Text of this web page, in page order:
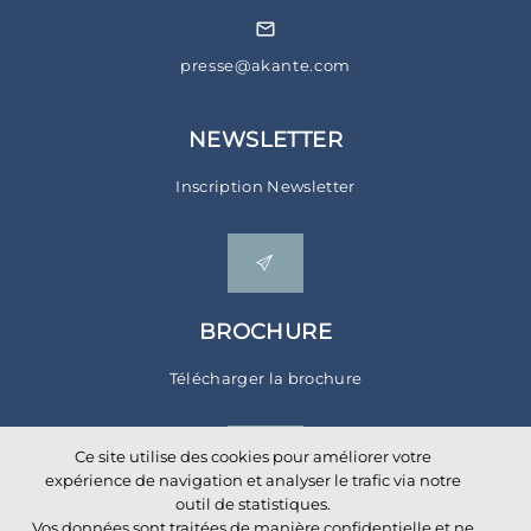
presse@akante.com
NEWSLETTER
Inscription Newsletter
BROCHURE
Télécharger la brochure
Ce site utilise des cookies pour améliorer votre
expérience de navigation et analyser le trafic via notre
outil de statistiques.